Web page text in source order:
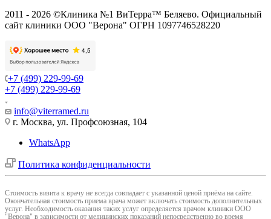
2011 - 2026 ©Клиника №1 ВиТерра™ Беляево. Официальный
сайт клиники ООО "Верона" ОГРН 1097746528220
+7 (499) 229-99-69
+7 (499) 229-99-69
info@viterramed.ru
г. Москва, ул. Профсоюзная, 104
WhatsApp
Политика конфиденциальности
Cтоимость визита к врачу не всегда совпадает с указанной ценой приёма на сайте.
Окончательная стоимость приема врача может включать стоимость дополнительных
услуг. Необходимость оказания таких услуг определяется врачом клиники ООО
"Верона" в зависимости от медицинских показаний непосредственно во время